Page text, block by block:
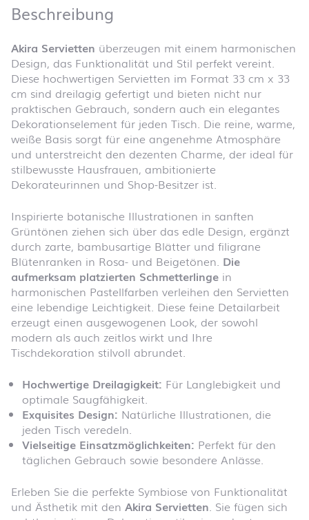
Beschreibung
Akira Servietten überzeugen mit einem harmonischen
Design, das Funktionalität und Stil perfekt vereint.
Diese hochwertigen Servietten im Format 33 cm x 33
cm sind dreilagig gefertigt und bieten nicht nur
praktischen Gebrauch, sondern auch ein elegantes
Dekorationselement für jeden Tisch. Die reine, warme,
weiße Basis sorgt für eine angenehme Atmosphäre
und unterstreicht den dezenten Charme, der ideal für
stilbewusste Hausfrauen, ambitionierte
Dekorateurinnen und Shop-Besitzer ist.
Inspirierte botanische Illustrationen in sanften
Grüntönen ziehen sich über das edle Design, ergänzt
durch zarte, bambusartige Blätter und filigrane
Blütenranken in Rosa- und Beigetönen. Die
aufmerksam platzierten Schmetterlinge in
harmonischen Pastellfarben verleihen den Servietten
eine lebendige Leichtigkeit. Diese feine Detailarbeit
erzeugt einen ausgewogenen Look, der sowohl
modern als auch zeitlos wirkt und Ihre
Tischdekoration stilvoll abrundet.
Hochwertige Dreilagigkeit: Für Langlebigkeit und
optimale Saugfähigkeit.
Exquisites Design: Natürliche Illustrationen, die
jeden Tisch veredeln.
Vielseitige Einsatzmöglichkeiten: Perfekt für den
täglichen Gebrauch sowie besondere Anlässe.
Erleben Sie die perfekte Symbiose von Funktionalität
und Ästhetik mit den Akira Servietten . Sie fügen sich